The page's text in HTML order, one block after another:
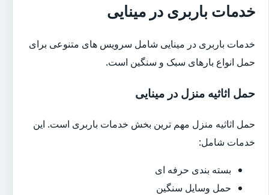
خدمات باربری در مینایی
خدمات باربری در مینایی شامل سرویس های متنوعی برای
حمل انواع بارهای سبک و سنگین است.
حمل اثاثیه منزل در مینایی
حمل اثاثیه منزل مهم ترین بخش خدمات باربری است. این
خدمات شامل:
بسته بندی حرفه ای
حمل وسایل سنگین